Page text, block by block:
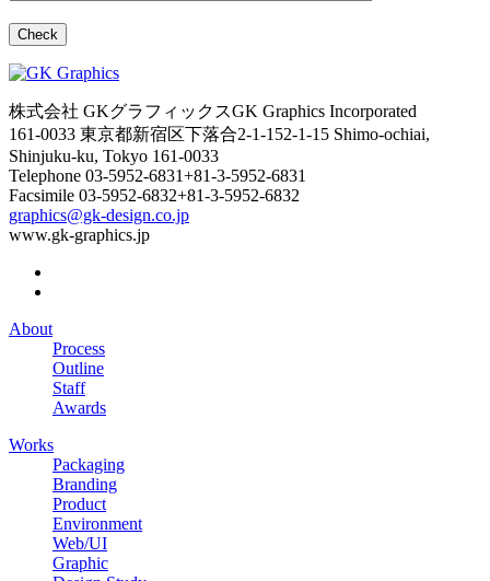
株式会社 GKグラフィックスGK Graphics Incorporated
161-0033 東京都新宿区下落合2-1-152-1-15 Shimo-ochiai,
Shinjuku-ku, Tokyo 161-0033
Telephone 03-5952-6831+81-3-5952-6831
Facsimile 03-5952-6832+81-3-5952-6832
graphics@gk-design.co.jp
www.gk-graphics.jp
About
Process
Outline
Staff
Awards
Works
Packaging
Branding
Product
Environment
Web/UI
Graphic